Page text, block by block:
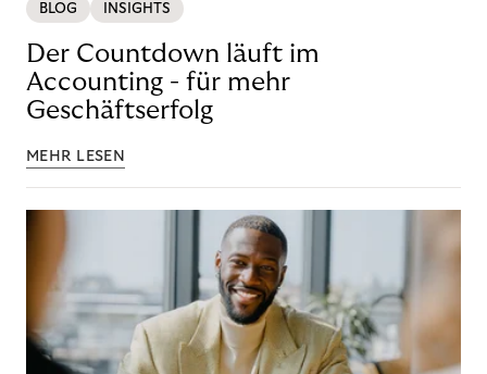
BLOG INSIGHTS
Der Countdown läuft im
Accounting - für mehr
Geschäftserfolg
MEHR LESEN